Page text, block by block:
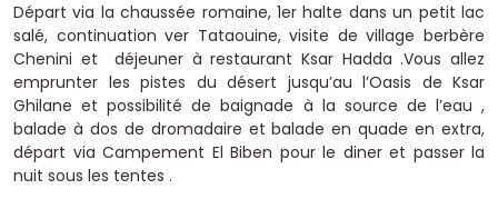
Départ via la chaussée romaine, 1er halte dans un petit lac
salé, continuation ver Tataouine, visite de village berbère
Chenini et déjeuner à restaurant Ksar Hadda .Vous allez
emprunter les pistes du désert jusqu’au l’Oasis de Ksar
Ghilane et possibilité de baignade à la source de l’eau ,
balade à dos de dromadaire et balade en quade en extra,
départ via Campement El Biben pour le diner et passer la
nuit sous les tentes .